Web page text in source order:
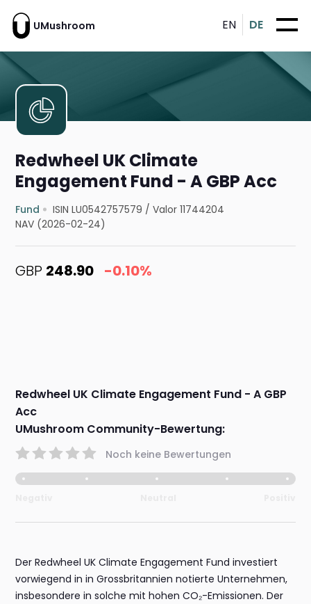
UMushroom EN DE
Redwheel UK Climate
Engagement Fund - A GBP Acc
Fund ISIN LU0542757579 /Valor 11744204
NAV (2026-02-24)
GBP 248.90 -0.10%
Redwheel UK Climate Engagement Fund - A GBP
Acc
UMushroom Community-Bewertung:
Noch keine Bewertungen
Der Redwheel UK Climate Engagement Fund investiert
vorwiegend in in Grossbritannien notierte Unternehmen,
insbesondere in solche mit hohen CO₂-Emissionen. Der